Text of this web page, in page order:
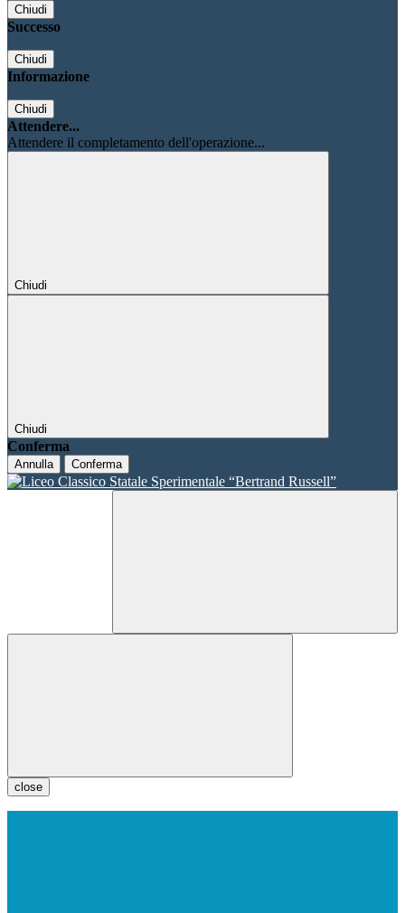
Chiudi
Successo
Chiudi
Informazione
Chiudi
Attendere...
Attendere il completamento dell'operazione...
Chiudi
Chiudi
Conferma
Annulla Conferma
close